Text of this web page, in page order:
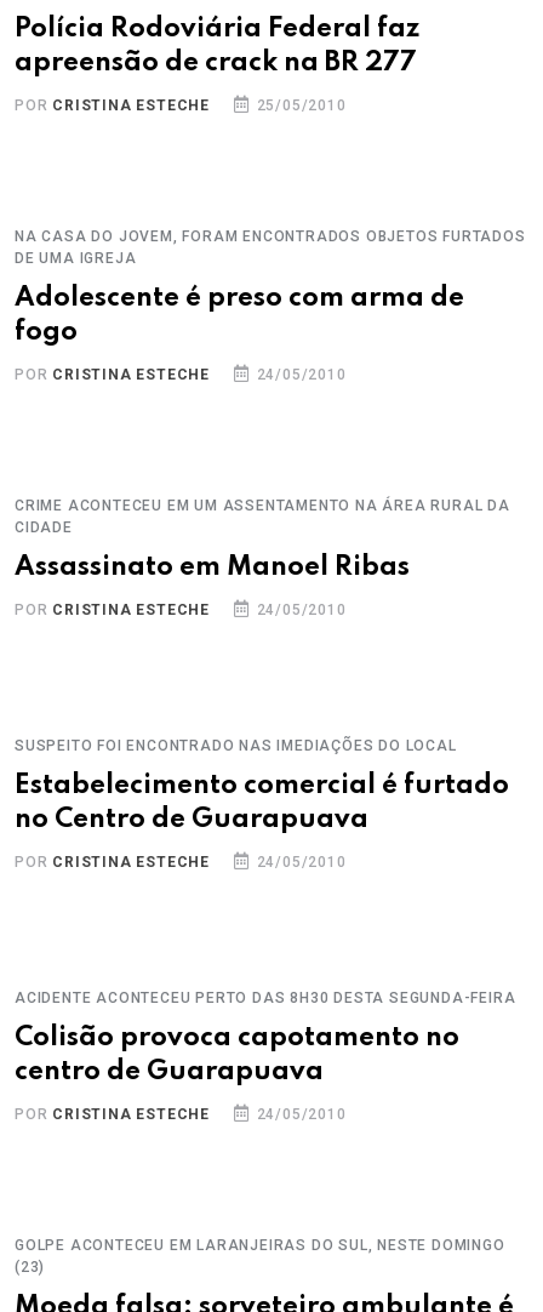
Polícia Rodoviária Federal faz
apreensão de crack na BR 277
POR CRISTINA ESTECHE 25/05/2010
NA CASA DO JOVEM, FORAM ENCONTRADOS OBJETOS FURTADOS
DE UMA IGREJA
Adolescente é preso com arma de
fogo
POR CRISTINA ESTECHE 24/05/2010
CRIME ACONTECEU EM UM ASSENTAMENTO NA ÁREA RURAL DA
CIDADE
Assassinato em Manoel Ribas
POR CRISTINA ESTECHE 24/05/2010
SUSPEITO FOI ENCONTRADO NAS IMEDIAÇÕES DO LOCAL
Estabelecimento comercial é furtado
no Centro de Guarapuava
POR CRISTINA ESTECHE 24/05/2010
ACIDENTE ACONTECEU PERTO DAS 8H30 DESTA SEGUNDA-FEIRA
Colisão provoca capotamento no
centro de Guarapuava
POR CRISTINA ESTECHE 24/05/2010
GOLPE ACONTECEU EM LARANJEIRAS DO SUL, NESTE DOMINGO
(23)